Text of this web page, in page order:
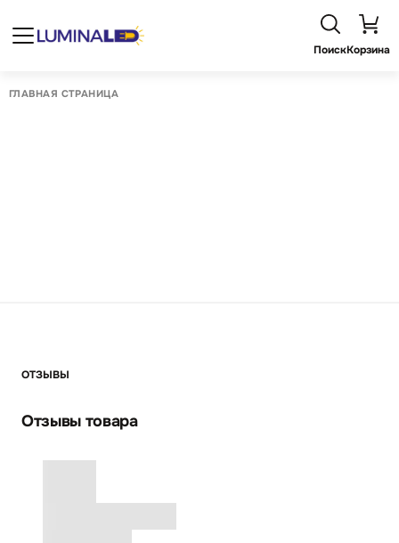
ПоискКорзина
ГЛАВНАЯ СТРАНИЦА
ОТЗЫВЫ
Отзывы товара